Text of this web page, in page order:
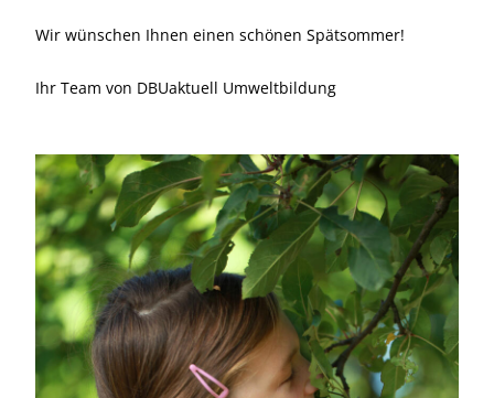
Wir wünschen Ihnen einen schönen Spätsommer!
Ihr Team von DBUaktuell Umweltbildung